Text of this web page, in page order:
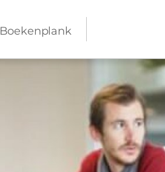
Boekenplank